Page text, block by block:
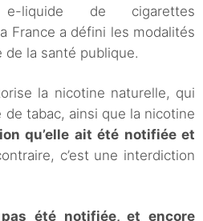
e-liquide de cigarettes
France a défini les modalités
de la santé publique.
la nicotine naturelle, qui
tabac, ainsi que la nicotine
qu’elle ait été notifiée et
c’est une interdiction
été notifiée, et encore